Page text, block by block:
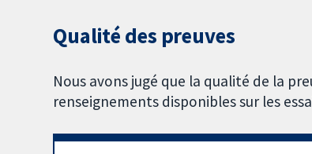
Qualité des preuves
Nous avons jugé que la qualité de la
renseignements disponibles sur les